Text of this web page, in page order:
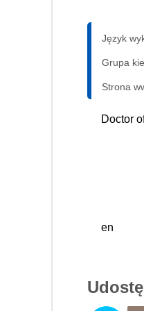
Język
Grupa
Strona
Doctor
en